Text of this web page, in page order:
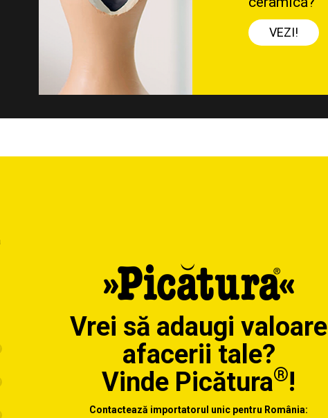
Vrei să adaugi valoare
afacerii tale?
Vinde Picătura®!
Contactează importatorul unic pentru România: